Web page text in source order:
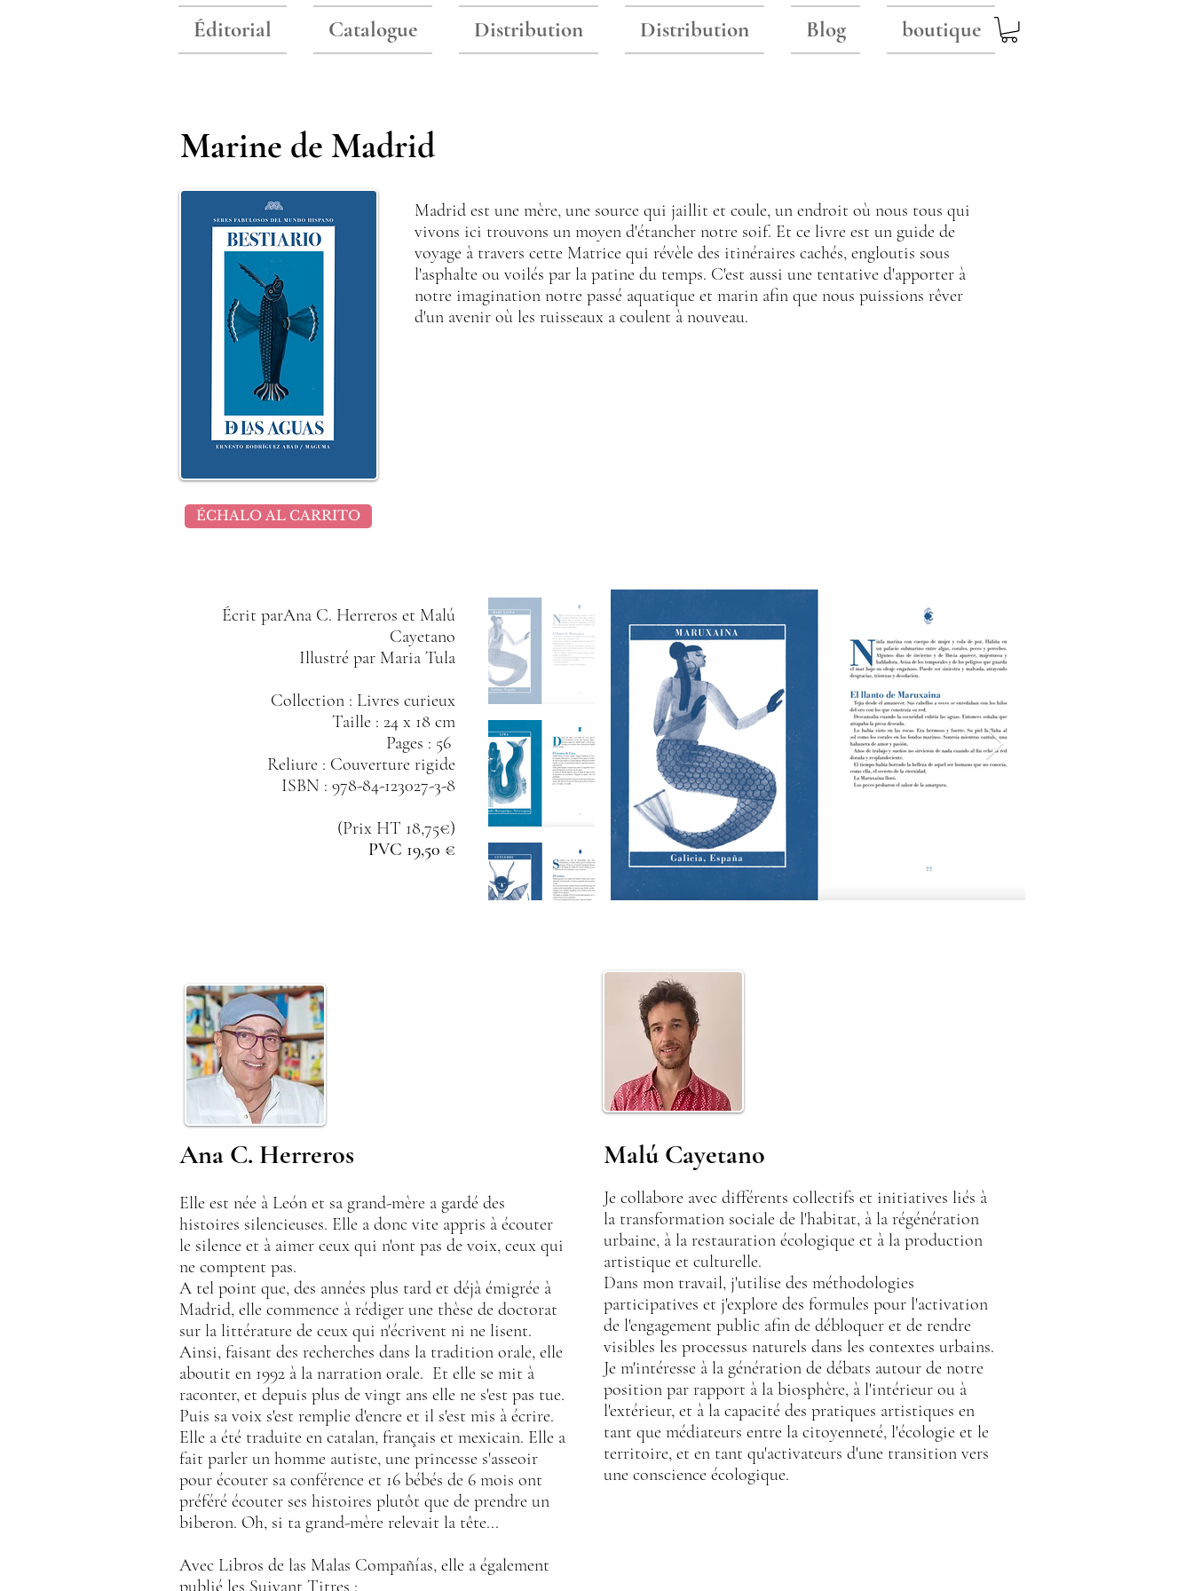
Éditorial Catalogue Distribution Distribution Blog boutique
Marine de Madrid
Madrid est une mère, une source qui jaillit et coule, un endroit où nous tous qui
vivons ici trouvons un moyen d'étancher notre soif. Et ce livre est un guide de
voyage à travers cette Matrice qui révèle des itinéraires cachés, engloutis sous
l'asphalte ou voilés par la patine du temps. C'est aussi une tentative d'apporter à
notre imagination notre passé aquatique et marin afin que nous puissions rêver
d'un avenir où les ruisseaux a coulent à nouveau.
ÉCHALO AL CARRITO
Écrit parAna C. Herreros et Malú
Cayetano
Illustré par Maria Tula
Collection : Livres curieux
Taille : 24 x 18 cm
Pages : 56
Reliure : Couverture rigide
ISBN : 978-84-123027-3-8
(Prix HT 18,75€)
PVC 19,50 €
Ana C. Herreros
Elle est née à León et sa grand-mère a gardé des
histoires silencieuses. Elle a donc vite appris à écouter
le silence et à aimer ceux qui n'ont pas de voix, ceux qui
ne comptent pas.
A tel point que, des années plus tard et déjà émigrée à
Madrid, elle commence à rédiger une thèse de doctorat
sur la littérature de ceux qui n'écrivent ni ne lisent.
Ainsi, faisant des recherches dans la tradition orale, elle
aboutit en 1992 à la narration orale. Et elle se mit à
raconter, et depuis plus de vingt ans elle ne s'est pas tue.
Puis sa voix s'est remplie d'encre et il s'est mis à écrire.
Elle a été traduite en catalan, français et mexicain. Elle a
fait parler un homme autiste, une princesse s'asseoir
pour écouter sa conférence et 16 bébés de 6 mois ont
préféré écouter ses histoires plutôt que de prendre un
biberon. Oh, si ta grand-mère relevait la tête...
Avec Libros de las Malas Compañías, elle a également
publié les Suivant Titres :
Malú Cayetano
Je collabore avec différents collectifs et initiatives liés à
la transformation sociale de l'habitat, à la régénération
urbaine, à la restauration écologique et à la production
artistique et culturelle.
Dans mon travail, j'utilise des méthodologies
participatives et j'explore des formules pour l'activation
de l'engagement public afin de débloquer et de rendre
visibles les processus naturels dans les contextes urbains.
Je m'intéresse à la génération de débats autour de notre
position par rapport à la biosphère, à l'intérieur ou à
l'extérieur, et à la capacité des pratiques artistiques en
tant que médiateurs entre la citoyenneté, l'écologie et le
territoire, et en tant qu'activateurs d'une transition vers
une conscience écologique.